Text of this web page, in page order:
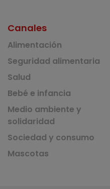
Canales
Alimentación
Seguridad alimentaria
Salud
Bebé e infancia
Medio ambiente y
solidaridad
Sociedad y consumo
Mascotas